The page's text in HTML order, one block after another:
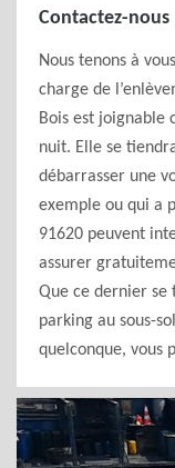
Contactez-
Nous tenons à
charge de
Bois est joignable
nuit. Elle se
débarrasser une
exemple ou qui a
91620 peuvent
assurer
Que ce dernier se
parking au sous-
quelconque, vous